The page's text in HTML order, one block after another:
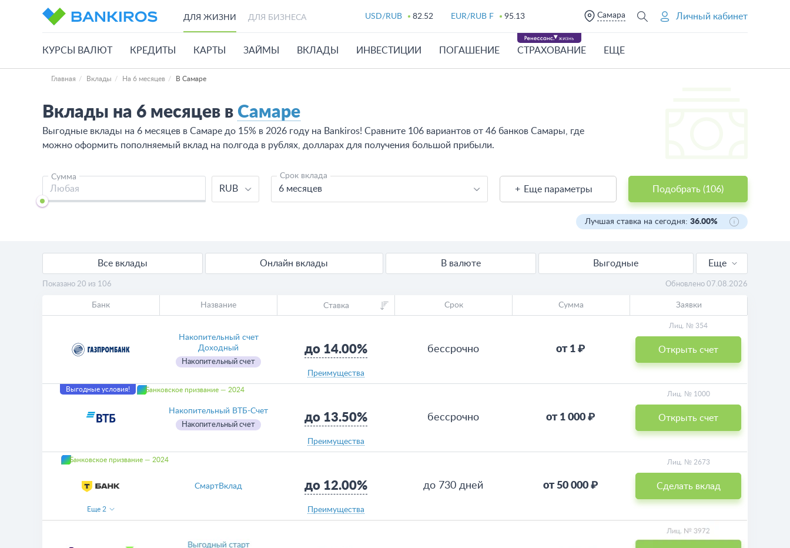
ДЛЯ ЖИЗНИ ДЛЯ БИЗНЕСА USD/RUB 82.52 EUR/RUB F 95.13 Самара Личный кабинет
КУРСЫ ВАЛЮТ КРЕДИТЫ КАРТЫ ЗАЙМЫ ВКЛАДЫ ИНВЕСТИЦИИ ПОГАШЕНИЕ СТРАХОВАНИЕ ЕЩЕ
Главная Вклады На 6 месяцев В Самаре
Вклады на 6 месяцев в Самаре
Выгодные вклады на 6 месяцев в Самаре до 15% в 2026 году на Bankiros! Сравните 106 вариантов от 46 банков Самары, где
можно оформить пополняемый вклад на полгода в рублях, долларах для получения большой прибыли.
Сумма
RUB
Срок вклада
6 месяцев Еще параметры Подобрать (106)
Лучшая ставка на сегодня: 36.00%
Все вклады Онлайн вклады В валюте
Выгодные
Пополняемые
Калькулятор
Еще
Показано 20 из 106 Обновлено 07.08.2026
Банк Название Ставка Срок Сумма Заявки
Накопительный счет
Доходный
Накопительный счет
до 14.00%
Преимущества
бессрочно от 1 ₽
Лиц. № 354
Открыть счет
Выгодные условия! Банковское призвание — 2024
Накопительный ВТБ-Счет
Накопительный счет
до 13.50%
Преимущества
бессрочно от 1 000 ₽
Лиц. № 1000
Открыть счет
Банковское призвание — 2024
СмартВклад до 12.00%
Преимущества
до 730 дней от 50 000 ₽
Лиц. № 2673
Сделать вклад
Еще 2